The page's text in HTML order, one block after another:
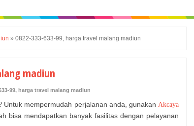
» 0822-333-633-99, harga travel malang madiun
madiun
99, harga travel malang madiun
Untuk mempermudah perjalanan anda, gunakan Akcaya
bisa mendapatkan banyak fasilitas dengan pelayanan